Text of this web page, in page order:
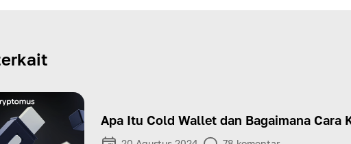
Apa Itu Cold Wallet dan Bagaimana Cara